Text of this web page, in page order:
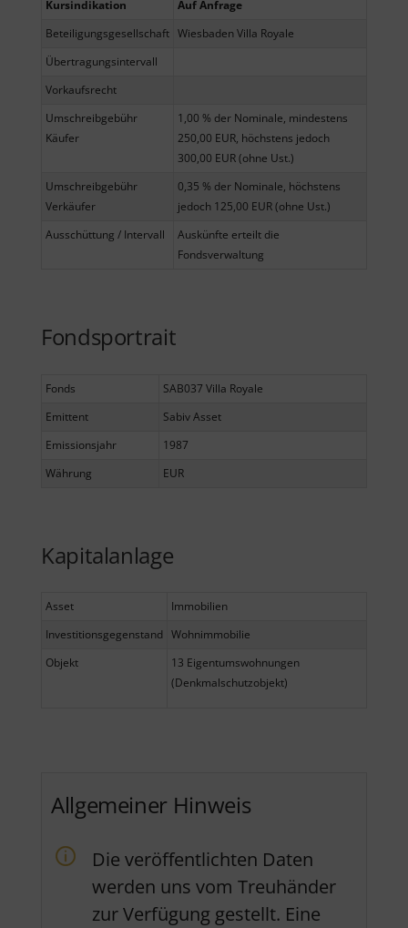
Kursindikation
Auf Anfrage
Beteiligungsgesellschaft Wiesbaden Villa Royale
Übertragungsintervall
Vorkaufsrecht
Umschreibgebühr
Käufer
1,00 % der Nominale, mindestens
250,00 EUR, höchstens jedoch
300,00 EUR (ohne Ust.)
Umschreibgebühr
Verkäufer
0,35 % der Nominale, höchstens
jedoch 125,00 EUR (ohne Ust.)
Ausschüttung / Intervall
Auskünfte erteilt die
Fondsverwaltung
Fondsportrait
Fonds
SAB037 Villa Royale
Emittent
Sabiv Asset
Emissionsjahr
1987
Währung
EUR
Kapitalanlage
Asset
Immobilien
Investitionsgegenstand Wohnimmobilie
Objekt
13 Eigentumswohnungen
(Denkmalschutzobjekt)
Allgemeiner Hinweis
Die veröffentlichten Daten
werden uns vom Treuhänder
zur Verfügung gestellt. Eine